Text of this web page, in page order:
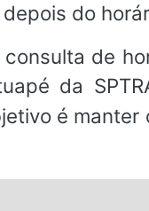
do
de
da
é